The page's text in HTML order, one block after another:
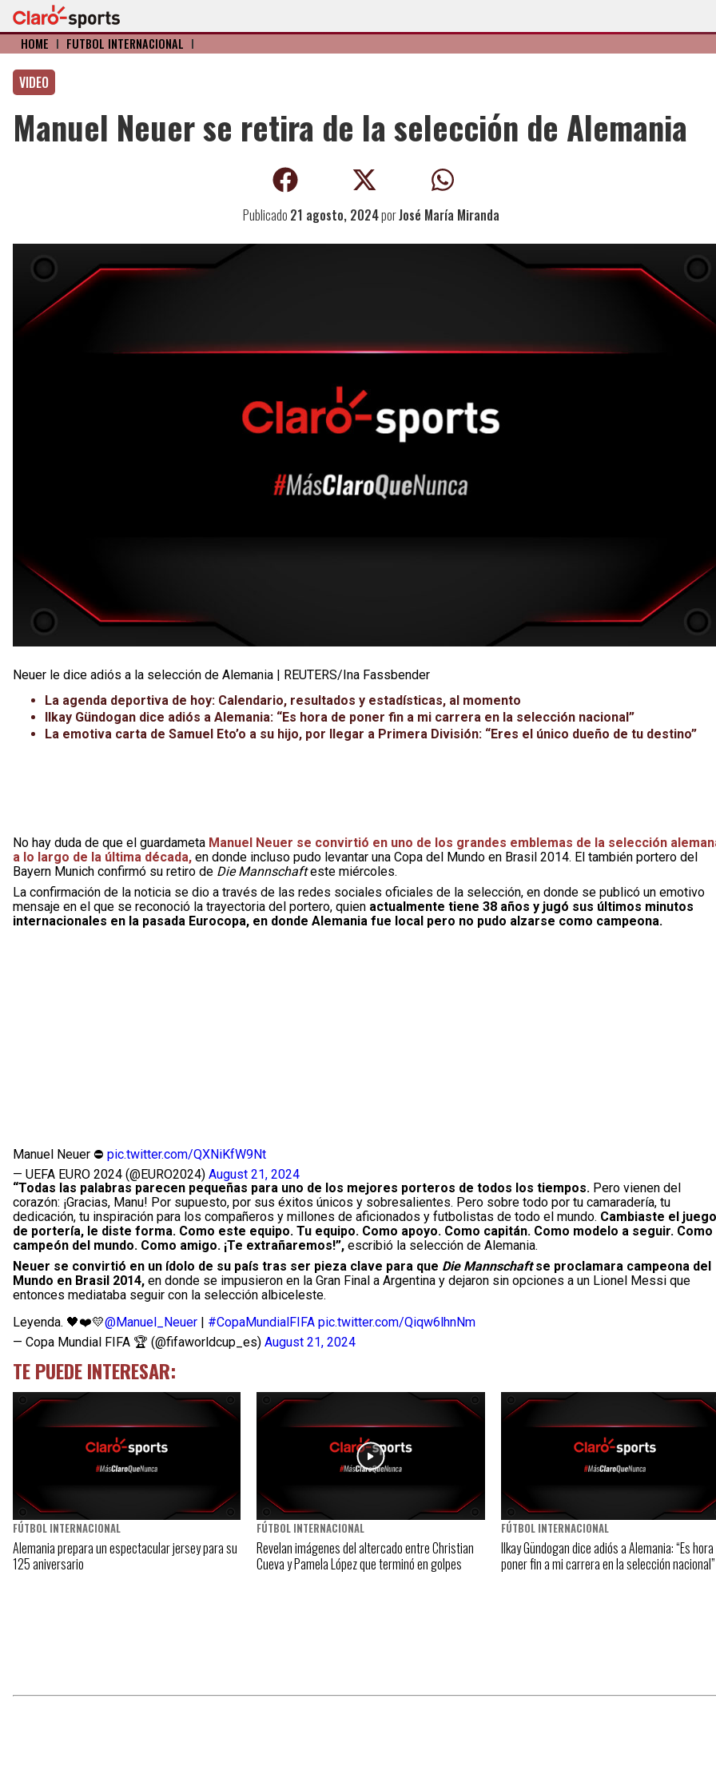
HOME I FÚTBOL INTERNACIONAL I
VIDEO
Manuel Neuer se retira de la selección de Alemania
Publicado 21 agosto, 2024porJosé María Miranda
Neuer le dice adiós a la selección de Alemania | REUTERS/Ina Fassbender
La agenda deportiva de hoy: Calendario, resultados y estadísticas, al momento
Ilkay Gündogan dice adiós a Alemania: “Es hora de poner fin a mi carrera en la selección nacional”
La emotiva carta de Samuel Eto’o a su hijo, por llegar a Primera División: “Eres el único dueño de tu destino”
No hay duda de que el guardameta Manuel Neuer se convirtió en uno de los grandes emblemas de la selección
a lo largo de la última década, en donde incluso pudo levantar una Copa del Mundo en Brasil 2014. El también portero del
Bayern Munich confirmó su retiro de Die Mannschafteste miércoles.
La confirmación de la noticia se dio a través de las redes sociales oficiales de la selección, en donde se publicó un emotivo
mensaje en el que se reconoció la trayectoria del portero, quien actualmente tiene 38 años y jugó sus últimos minutos
internacionales en la pasada Eurocopa, en donde Alemania fue local pero no pudo alzarse como campeona.
Manuel Neuer ⛔️ pic.twitter.com/QXNiKfW9Nt
— UEFA EURO 2024 (@EURO2024) August 21, 2024
“Todas las palabras parecen pequeñas para uno de los mejores porteros de todos los tiempos. Pero vienen del
corazón: ¡Gracias, Manu! Por supuesto, por sus éxitos únicos y sobresalientes. Pero sobre todo por tu camaradería, tu
dedicación, tu inspiración para los compañeros y millones de aficionados y futbolistas de todo el mundo. Cambiaste el juego
de portería, le diste forma. Como este equipo. Tu equipo. Como apoyo. Como capitán. Como modelo a seguir. Como
campeón del mundo. Como amigo. ¡Te extrañaremos!”, escribió la selección de Alemania.
Neuer se convirtió en un ídolo de su país tras ser pieza clave para que Die Mannschaftse proclamara campeona del
Mundo en Brasil 2014, en donde se impusieron en la Gran Final a Argentina y dejaron sin opciones a un Lionel Messi que
entonces mediataba seguir con la selección albiceleste.
Leyenda. 🖤❤️💛@Manuel_Neuer | #CopaMundialFIFA pic.twitter.com/Qiqw6lhnNm
— Copa Mundial FIFA 🏆 (@fifaworldcup_es) August 21, 2024
TE PUEDE INTERESAR:
FÚTBOL INTERNACIONAL
Alemania prepara un espectacular jersey para su
125 aniversario
FÚTBOL INTERNACIONAL
Revelan imágenes del altercado entre Christian
Cueva y Pamela López que terminó en golpes
FÚTBOL INTERNACIONAL
Ilkay Gündogan dice adiós a Alemania: “Es
poner fin a mi carrera en la selección nacional”